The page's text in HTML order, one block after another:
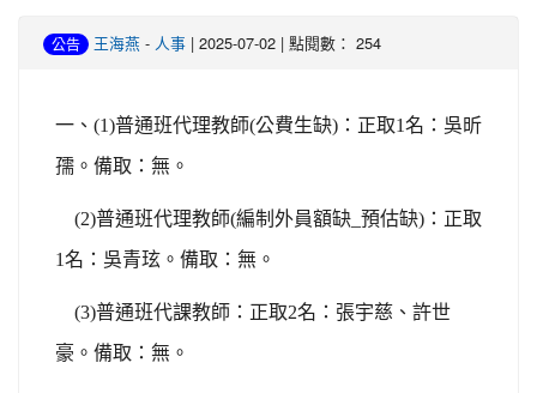
公告 王海燕 - 人事 | 2025-07-02 | 點閱數： 254
一、(1)普通班代理教師(公費生缺) ： 正取1名：吳昕
孺。備取：無。
(2)普通班代理教師(編制外員額缺_預估缺) ： 正取
1名：吳青玹。備取：無。
(3)普通班代課教師 ： 正取2名：張宇慈、許世
豪。備取：無。